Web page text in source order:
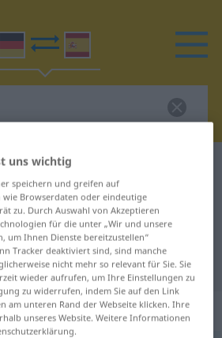
Wörterbuch
Übersetzung für
Übersetzung
: transitives Verb
uns wichtig
speichern und greifen auf
wie Browserdaten oder eindeutige
zu. Durch Auswahl von Akzeptieren
für die unter „Wir und unsere
um Ihnen Dienste bereitzustellen“
Tracker deaktiviert sind, sind manche
nicht mehr so relevant für Sie. Sie
wieder aufrufen, um Ihre Einstellungen zu
zu widerrufen, indem Sie auf den Link
am unteren Rand der Webseite klicken. Ihre
unseres Website. Weitere Informationen